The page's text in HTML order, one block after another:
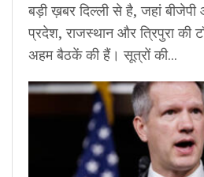
बड़ी ख़बर दिल्ली से है, जहां
प्रदेश, राजस्थान और त्रिपुरा की
अहम बैठकें की हैं। सूत्रों की...